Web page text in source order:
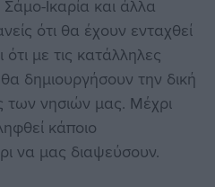
Ικαρία και άλλα
ότι θα έχουν ενταχθεί
ότι με τις κατάλληλες
δημιουργήσουν την δική
νησιών μας. Μέχρι
κάποιο
να μας διαψεύσουν.